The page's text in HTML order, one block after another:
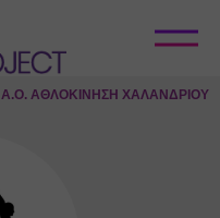
Α.Ο. ΑΘΛΟΚΙΝΗΣΗ ΧΑΛΑΝΔΡΙΟΥ